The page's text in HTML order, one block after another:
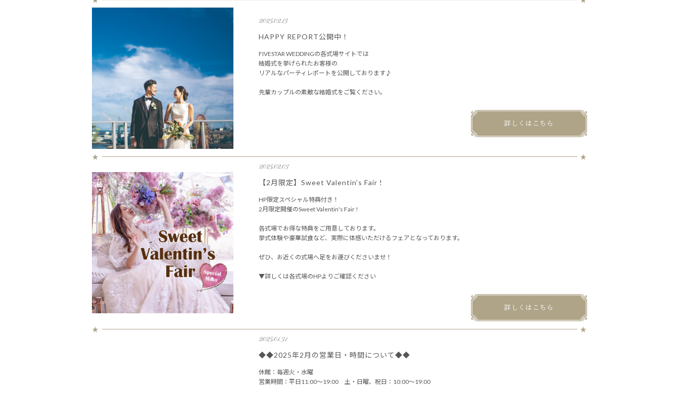
2025.02.13
HAPPY REPORT公開中！
FIVESTAR WEDDINGの各式場サイトでは
結婚式を挙げられたお客様の
リアルなパーティレポートを公開しております♪
先輩カップルの素敵な結婚式をご覧ください。
詳しくはこちら
2025.02.03
【2月限定】Sweet Valentin's Fair !
HP限定スペシャル特典付き！
2月限定開催のSweet Valentin's Fair !
各式場でお得な特典をご用意しております。
挙式体験や豪華試食など、実際に体感いただけるフェアとなっております。
ぜひ、お近くの式場へ足をお運びくださいませ！
▼詳しくは各式場のHPよりご確認ください
詳しくはこちら
2025.01.31
◆◆2025年2月の営業日・時間について◆◆
休館：毎週火・水曜
営業時間：平日11:00～19:00 土・日曜、祝日：10:00～19:00